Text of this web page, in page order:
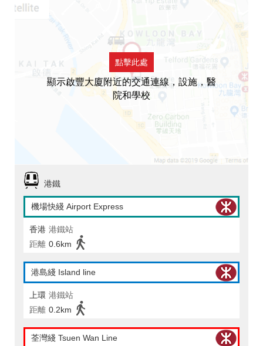
點擊此處
顯示啟豐大廈附近的交通連線，設施，醫
院和學校
港鐵
機場快綫 Airport Express
香港 港鐵站
距離 0.6km
港島綫 Island line
上環 港鐵站
距離 0.2km
荃灣綫 Tsuen Wan Line